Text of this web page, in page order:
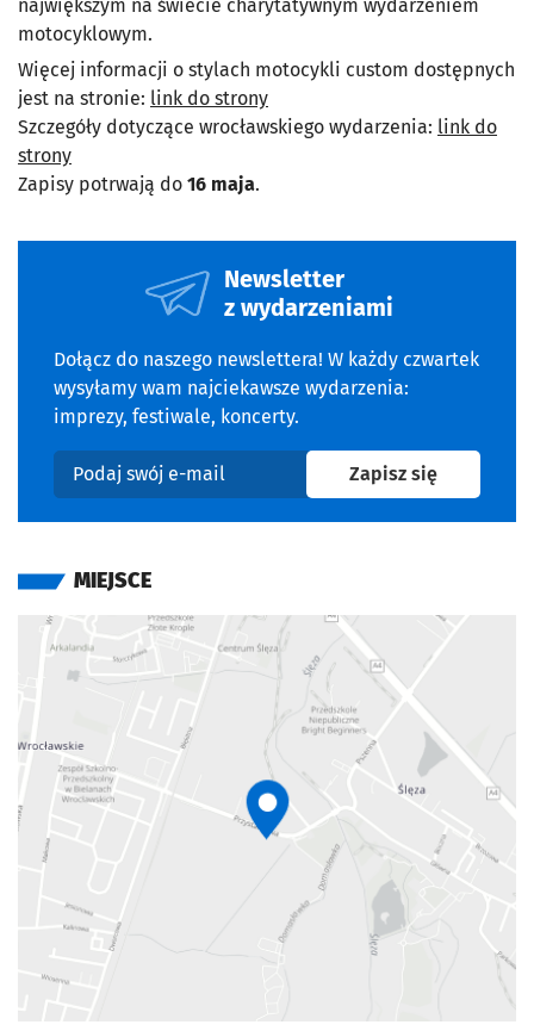
największym na świecie charytatywnym wydarzeniem
motocyklowym.
Więcej informacji o stylach motocykli custom dostępnych
jest na stronie: link do strony
Szczegóły dotyczące wrocławskiego wydarzenia: link do
strony
Zapisy potrwają do 16 maja.
Newsletter
z wydarzeniami
Dołącz do naszego newslettera! W każdy czwartek
wysyłamy wam najciekawsze wydarzenia:
imprezy, festiwale, koncerty.
Podaj swój e-mail
Zapisz sięna
MIEJSCE